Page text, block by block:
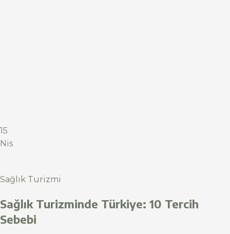
15
Nis
Sağlık Turizmi
Sağlık Turizminde Türkiye: 10 Tercih
Sebebi